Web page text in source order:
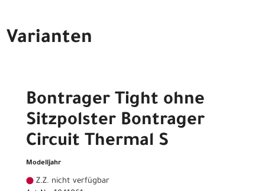
Varianten
Bontrager Tight ohne
Sitzpolster Bontrager
Circuit Thermal S
Modelljahr
Z.Z. nicht verfügbar